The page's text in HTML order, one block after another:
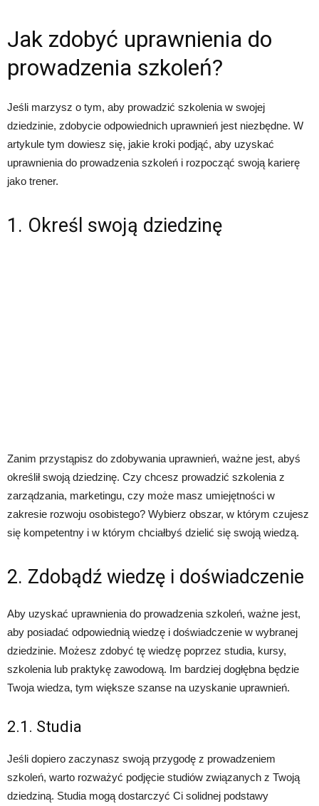
Jak zdobyć uprawnienia do
prowadzenia szkoleń?
Jeśli marzysz o tym, aby prowadzić szkolenia w swojej
dziedzinie, zdobycie odpowiednich uprawnień jest niezbędne. W
artykule tym dowiesz się, jakie kroki podjąć, aby uzyskać
uprawnienia do prowadzenia szkoleń i rozpocząć swoją karierę
jako trener.
1. Określ swoją dziedzinę
Zanim przystąpisz do zdobywania uprawnień, ważne jest, abyś
określił swoją dziedzinę. Czy chcesz prowadzić szkolenia z
zarządzania, marketingu, czy może masz umiejętności w
zakresie rozwoju osobistego? Wybierz obszar, w którym czujesz
się kompetentny i w którym chciałbyś dzielić się swoją wiedzą.
2. Zdobądź wiedzę i doświadczenie
Aby uzyskać uprawnienia do prowadzenia szkoleń, ważne jest,
aby posiadać odpowiednią wiedzę i doświadczenie w wybranej
dziedzinie. Możesz zdobyć tę wiedzę poprzez studia, kursy,
szkolenia lub praktykę zawodową. Im bardziej dogłębna będzie
Twoja wiedza, tym większe szanse na uzyskanie uprawnień.
2.1. Studia
Jeśli dopiero zaczynasz swoją przygodę z prowadzeniem
szkoleń, warto rozważyć podjęcie studiów związanych z Twoją
dziedziną. Studia mogą dostarczyć Ci solidnej podstawy